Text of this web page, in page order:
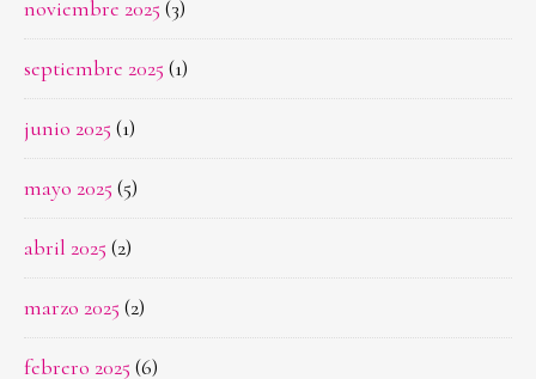
noviembre 2025 (3)
septiembre 2025 (1)
junio 2025 (1)
mayo 2025 (5)
abril 2025 (2)
marzo 2025 (2)
febrero 2025 (6)